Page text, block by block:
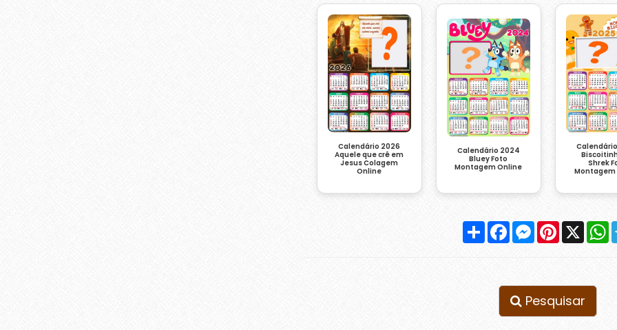
Calendário 2026
Aquele que crê em
Jesus Colagem
Online
Calendário 2024
Bluey Foto
Montagem Online
Shrek
Compartilhar
FacebookMessenger
Pinterest
X
Pesquisar